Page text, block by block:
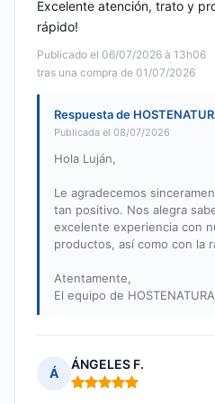
Publicado el 06/07/2026 à 13h06
tras una compra de 01/07/2026
Excelente atención, trato y
rápido!
Respuesta de
Publicada el 08/07/2026
Hola Luján,
Le agradecemos
tan positivo. Nos alegra
excelente experiencia con
productos, así como con la
Atentamente,
El equipo de HOSTENATURA
Á
ÁNGELES F.
Nota: 5 de 5